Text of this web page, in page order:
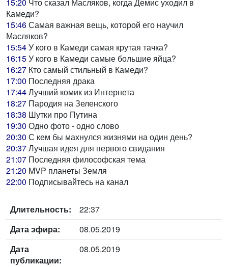
15:20 Что сказал Масляков, когда Демис уходил в
Камеди?
15:46Самая важная вещь, которой его научил
Масляков?
15:54У кого в Камеди самая крутая тачка?
16:15У кого в Камеди самые большие яйца?
16:27 Кто самый стильный в Камеди?
17:00 Последняя драка
17:44Лучший комик из Интернета
18:27 Пародия на Зеленского
18:38 Шутки про Путина
19:30 Одно фото - одно слово
20:30 С кем бы махнулся жизнями на один день?
20:37Лучшая идея для первого свидания
21:07 Последняя философская тема
21:20 MVP планеты Земля
22:00 Подписывайтесь на канал
Длительность:
22:37
Дата эфира:
08.05.2019
Дата
публикации:
08.05.2019